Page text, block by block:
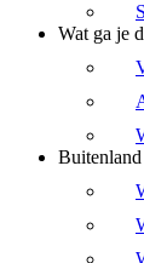
Wat ga je
Buitenland